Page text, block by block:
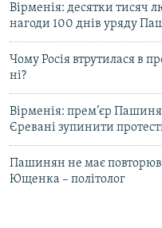
Вірменія: десятки тисяч
нагоди 100 днів уряду
Чому Росія втрутилася в
ні?
Вірменія: прем’єр
Єревані зупинити
Пашинян не має
Ющенка – політолог